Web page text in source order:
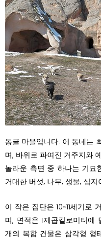
동굴 마을입니다. 이 동네는
며, 바위로 파여진 거주지와
놀라운 측면 중 하나는 기묘
거대한 버섯, 나무, 생물, 심
이 작은 집단은 10~11세기로
며, 면적은 1제곱킬로미터
개의 복합 건물은 삼각형 형